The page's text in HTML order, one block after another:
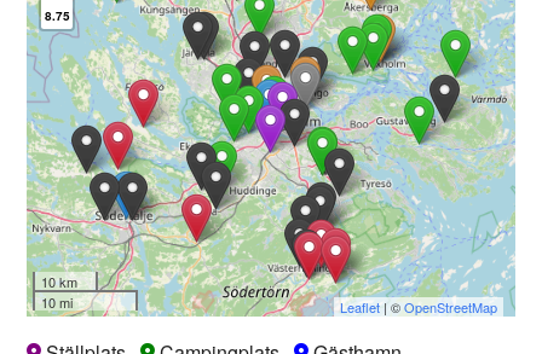
8.75
10 km
10 mi
Leaflet| ©OpenStreetMap